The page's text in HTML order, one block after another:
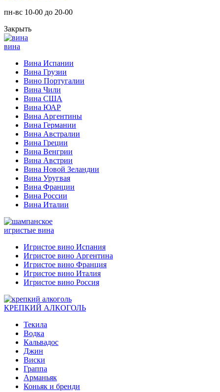
пн-вс 10-00 до 20-00
Закрыть
вина
Вина Испании
Вина Грузии
Вино Португалии
Вина Чили
Вина США
Вина ЮАР
Вина Аргентины
Вина Германии
Вина Австралии
Вина Греции
Вина Венгрии
Вина Австрии
Вина Новой Зеландии
Вина Уругвая
Вина Франции
Вина России
Вина Италии
игристые вина
Игристое вино Испания
Игристое вино Аргентина
Игристое вино Франция
Игристое вино Италия
Игристое вино Россия
КРЕПКИЙ АЛКОГОЛЬ
Текила
Водка
Кальвадос
Джин
Виски
Граппа
Арманьяк
Коньяк и бренди